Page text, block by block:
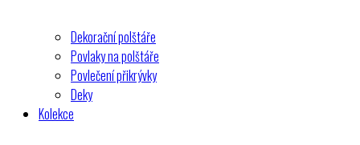
Dekorační polštáře
Povlaky na polštáře
Povlečení přikrývky
Deky
Kolekce